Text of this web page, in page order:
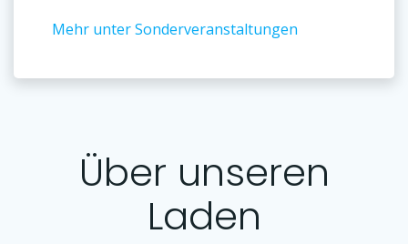
Mehr unter Sonderveranstaltungen
Über unseren
Laden